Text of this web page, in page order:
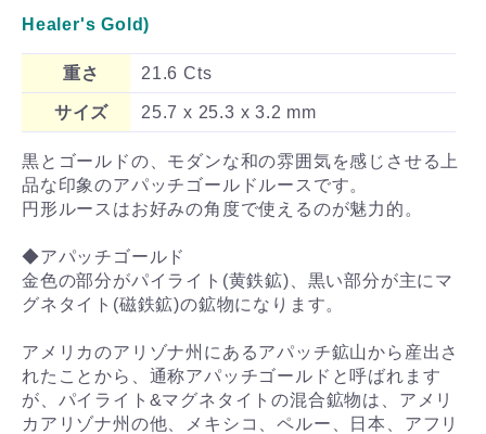
Healer's Gold)
重さ 21.6 Cts
サイズ 25.7 x 25.3 x 3.2 mm
黒とゴールドの、モダンな和の雰囲気を感じさせる上
品な印象のアパッチゴールドルースです。
円形ルースはお好みの角度で使えるのが魅力的。
◆アパッチゴールド
金色の部分がパイライト(黄鉄鉱)、黒い部分が主にマ
グネタイト(磁鉄鉱)の鉱物になります。
アメリカのアリゾナ州にあるアパッチ鉱山から産出さ
れたことから、通称アパッチゴールドと呼ばれます
が、パイライト&マグネタイトの混合鉱物は、アメリ
カアリゾナ州の他、メキシコ、ペルー、日本、アフリ